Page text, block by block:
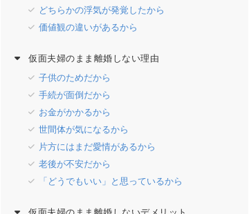
どちらかの浮気が発覚したから
価値観の違いがあるから
仮面夫婦のまま離婚しない理由
子供のためだから
手続が面倒だから
お金がかかるから
世間体が気になるから
片方にはまだ愛情があるから
老後が不安だから
「どうでもいい」と思っているから